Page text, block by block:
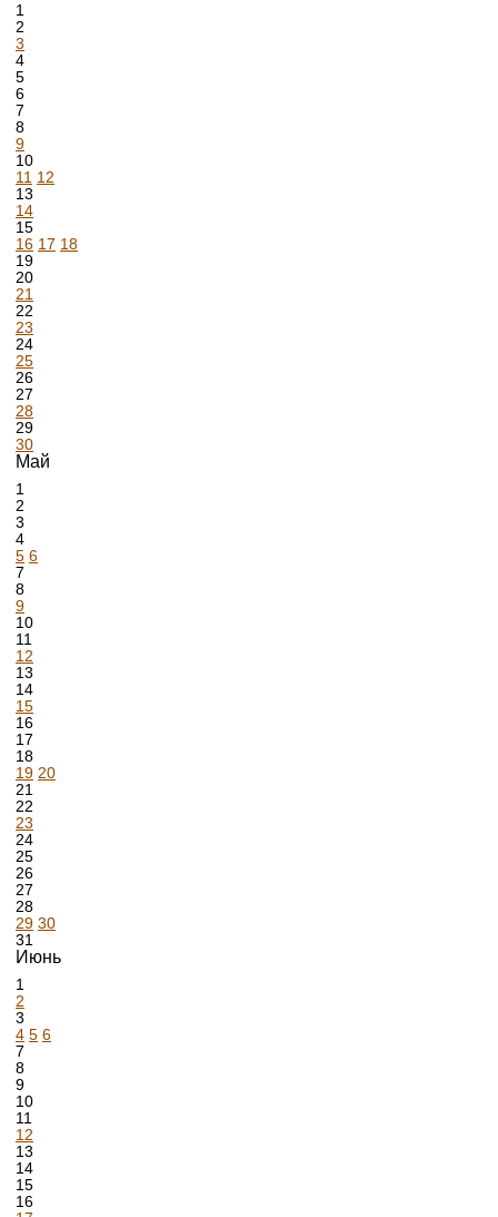
1
2
3
4
5
6
7
8
9
10
11 12
13
14
15
16 17 18
19
20
21
22
23
24
25
26
27
28
29
30
Май
1
2
3
4
5 6
7
8
9
10
11
12
13
14
15
16
17
18
19 20
21
22
23
24
25
26
27
28
29 30
31
Июнь
1
2
3
4 5 6
7
8
9
10
11
12
13
14
15
16